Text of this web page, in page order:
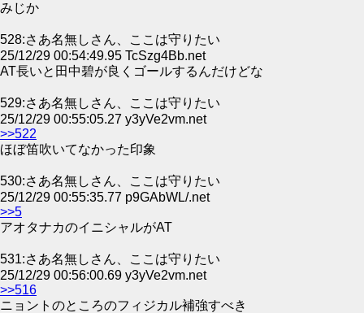
みじか
528:さあ名無しさん、ここは守りたい
25/12/29 00:54:49.95 TcSzg4Bb.net
AT長いと田中碧が良くゴールするんだけどな
529:さあ名無しさん、ここは守りたい
25/12/29 00:55:05.27 y3yVe2vm.net
>>522
ほぼ笛吹いてなかった印象
530:さあ名無しさん、ここは守りたい
25/12/29 00:55:35.77 p9GAbWL/.net
>>5
アオタナカのイニシャルがAT
531:さあ名無しさん、ここは守りたい
25/12/29 00:56:00.69 y3yVe2vm.net
>>516
ニョントのところのフィジカル補強すべき